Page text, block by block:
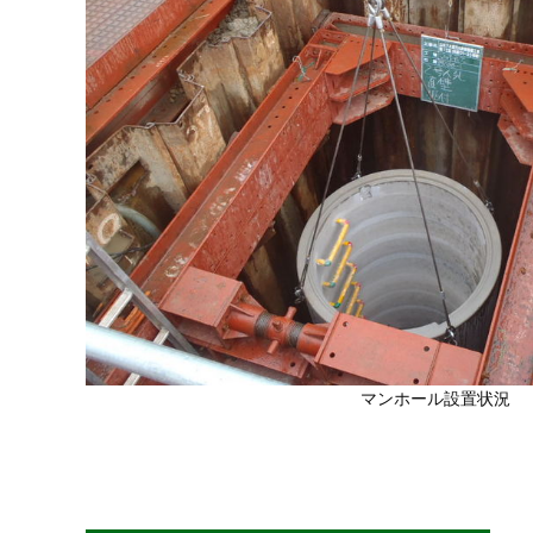
マンホール設置状況